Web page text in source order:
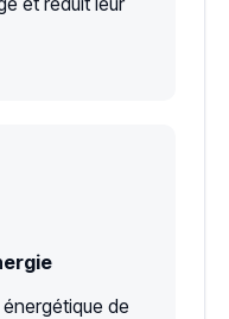
de